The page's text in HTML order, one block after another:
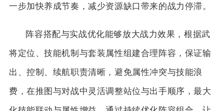
一步加快养成节奏，减少资源缺口带来的战力停滞。
阵容搭配与实战优化能够放大战力效果，根据武
将定位、技能机制与套装属性组建合理阵容，保证输
出、控制、续航职责清晰，避免属性冲突与技能浪
费，在推图与对战中灵活调整站位与出手顺序，最大